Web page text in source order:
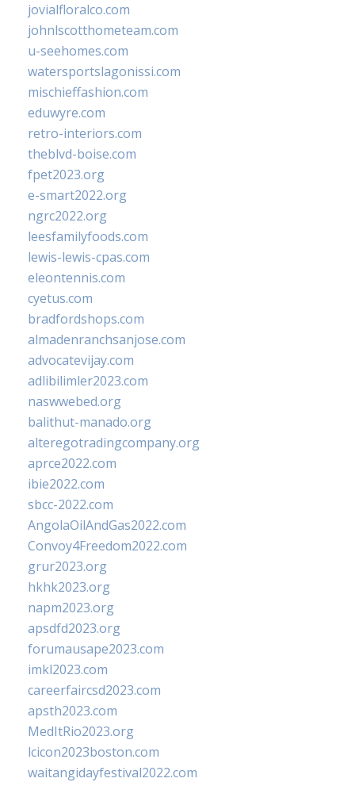
jovialfloralco.com
johnlscotthometeam.com
u-seehomes.com
watersportslagonissi.com
mischieffashion.com
eduwyre.com
retro-interiors.com
theblvd-boise.com
fpet2023.org
e-smart2022.org
ngrc2022.org
leesfamilyfoods.com
lewis-lewis-cpas.com
eleontennis.com
cyetus.com
bradfordshops.com
almadenranchsanjose.com
advocatevijay.com
adlibilimler2023.com
naswwebed.org
balithut-manado.org
alteregotradingcompany.org
aprce2022.com
ibie2022.com
sbcc-2022.com
AngolaOilAndGas2022.com
Convoy4Freedom2022.com
grur2023.org
hkhk2023.org
napm2023.org
apsdfd2023.org
forumausape2023.com
imkl2023.com
careerfaircsd2023.com
apsth2023.com
MedItRio2023.org
lcicon2023boston.com
waitangidayfestival2022.com